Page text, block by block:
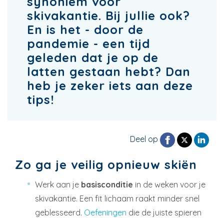
skivakantie. Bij jullie ook?
En is het - door de
pandemie - een tijd
geleden dat je op de
latten gestaan hebt? Dan
heb je zeker iets aan deze
tips!
Deel op
Zo ga je veilig opnieuw skiën
Werk aan je basisconditie in de weken voor je
skivakantie. Een fit lichaam raakt minder snel
geblesseerd. Oefeningen die de juiste spieren